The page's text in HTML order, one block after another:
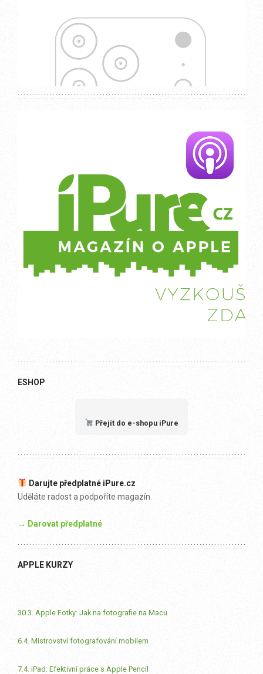
ESHOP
Přejít do e-shopu iPure
Darujte předplatné iPure.cz
Uděláte radost a podpoříte magazín.
→ Darovat předplatné
APPLE KURZY
30.3. Apple Fotky: Jak na fotografie na Macu
6.4. Mistrovství fotografování mobilem
7.4. iPad: Efektivní práce s Apple Pencil